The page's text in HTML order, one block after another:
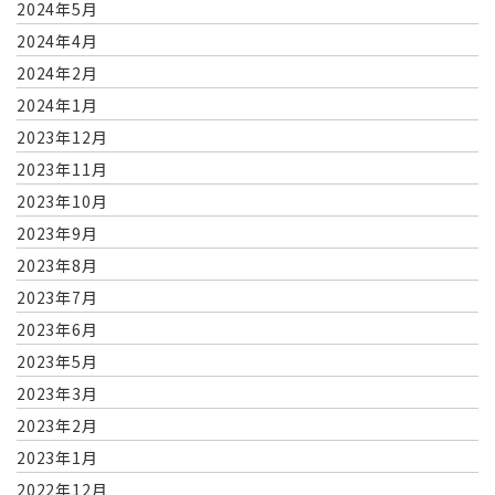
2024年5月
2024年4月
2024年2月
2024年1月
2023年12月
2023年11月
2023年10月
2023年9月
2023年8月
2023年7月
2023年6月
2023年5月
2023年3月
2023年2月
2023年1月
2022年12月